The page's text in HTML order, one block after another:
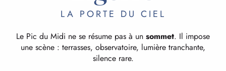
LES GRANDS COLS
RANDONNÉES
LA PORTE DU CIEL
Le Pic du Midi ne se résume pas à un sommet. Il impose
une scène : terrasses, observatoire, lumière tranchante,
silence rare.